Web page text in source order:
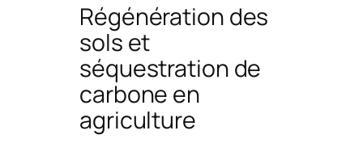
Régénération des
sols et
séquestration de
carbone en
agriculture